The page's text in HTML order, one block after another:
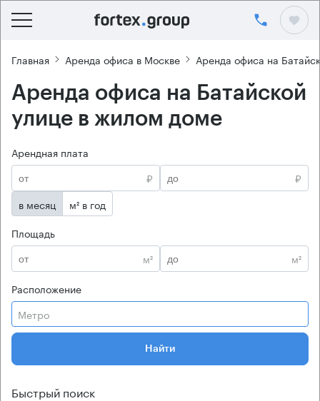
Главная Аренда офиса в Москве Аренда офиса на
Аренда офиса на Батайской
улице в жилом доме
Арендная плата
₽
₽
в месяц
м² в год
Площадь
м²
м²
Расположение
Метро
Найти
Быстрый поиск